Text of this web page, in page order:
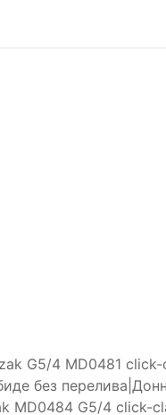
G5/4 MD0481
без
MD0484 G5/4 click-